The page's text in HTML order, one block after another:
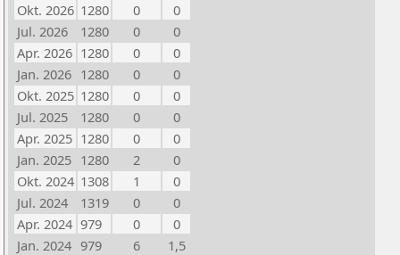
Okt. 2026 1280 0
0
Jul. 2026
1280 0
0
Apr. 2026 1280 0
0
Jan. 2026 1280 0
0
Okt. 2025 1280 0
0
Jul. 2025
1280 0
0
Apr. 2025 1280 0
0
Jan. 2025 1280 2
0
Okt. 2024 1308 1
0
Jul. 2024
1319 0
0
Apr. 2024 979 0
0
Jan. 2024 979 6
1,5